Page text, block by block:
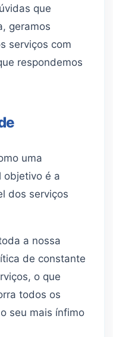
que
geramos
serviços com
respondemos
uma
objetivo é a
dos serviços
a nossa
de constante
o que
todos os
seu mais ínfimo